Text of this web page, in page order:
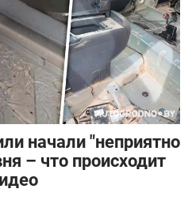
начали "неприятно
– что происходит